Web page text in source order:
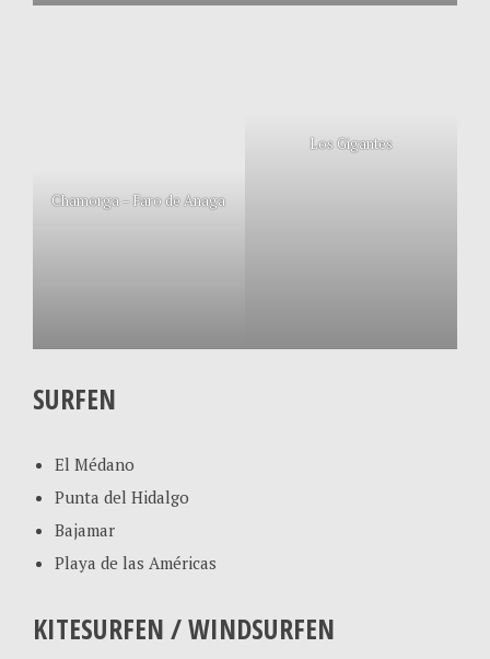
SURFEN
El Médano
Punta del Hidalgo
Bajamar
Playa de las Américas
KITESURFEN / WINDSURFEN